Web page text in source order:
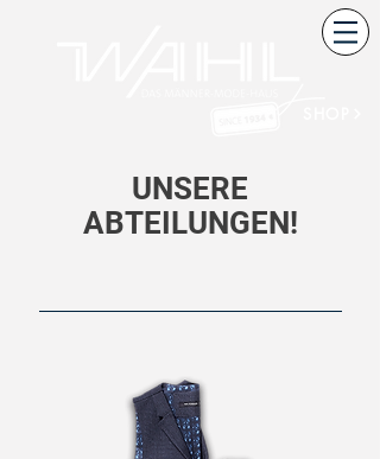
UNSERE
ABTEILUNGEN!